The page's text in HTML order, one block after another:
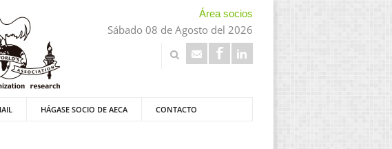
Área socios
Sábado 08 de Agosto del 2026
HÁGASE SOCIO DE AECA CONTACTO